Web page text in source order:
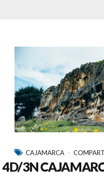
CAJAMARCA
4D/3N